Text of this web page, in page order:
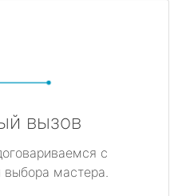
вызов
с
мастера.